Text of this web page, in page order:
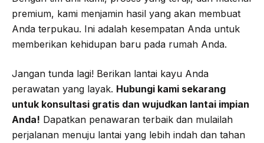
premium, kami menjamin hasil yang akan membuat
Anda terpukau. Ini adalah kesempatan Anda untuk
memberikan kehidupan baru pada rumah Anda.
Jangan tunda lagi! Berikan lantai kayu Anda
perawatan yang layak. Hubungi kami sekarang
untuk konsultasi gratis dan wujudkan lantai impian
Anda! Dapatkan penawaran terbaik dan mulailah
perjalanan menuju lantai yang lebih indah dan tahan